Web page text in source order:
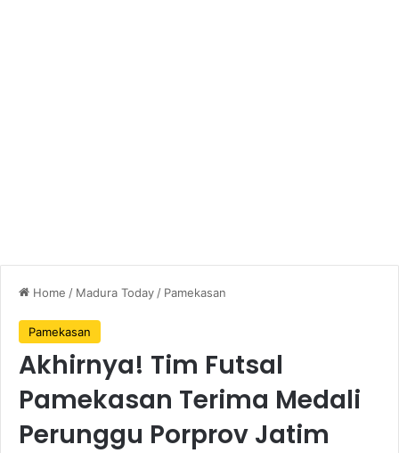
Home / Madura Today / Pamekasan
Pamekasan
Akhirnya! Tim Futsal
Pamekasan Terima Medali
Perunggu Porprov Jatim